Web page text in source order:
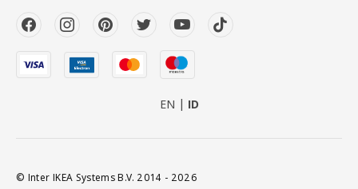
EN ID
© Inter IKEA Systems B.V. 2014 - 2026